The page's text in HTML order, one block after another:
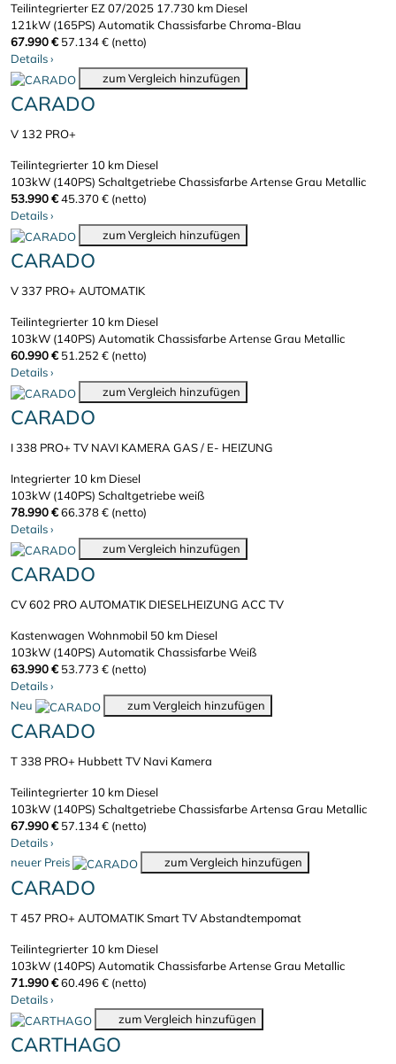
Teilintegrierter EZ 07/2025 17.730 km Diesel
121kW (165PS) AutomatikChassisfarbe Chroma-Blau
67.990 € 57.134 € (netto)
Details›
zum Vergleich hinzufügen
CARADO
V 132 PRO+
Teilintegrierter 10 km Diesel
103kW (140PS) SchaltgetriebeChassisfarbe Artense Grau Metallic
53.990 €45.370 € (netto)
Details›
zum Vergleich hinzufügen
CARADO
V 337 PRO+ AUTOMATIK
Teilintegrierter 10 km Diesel
103kW (140PS) AutomatikChassisfarbe Artense Grau Metallic
60.990 € 51.252 € (netto)
Details›
zum Vergleich hinzufügen
CARADO
I 338 PRO+ TV NAVI KAMERA GAS / E- HEIZUNG
Integrierter 10 km Diesel
103kW (140PS) Schaltgetriebeweiß
78.990 €66.378 € (netto)
Details›
zum Vergleich hinzufügen
CARADO
CV 602 PRO AUTOMATIK DIESELHEIZUNG ACC TV
Kastenwagen Wohnmobil 50 km Diesel
103kW (140PS) AutomatikChassisfarbe Weiß
63.990 € 53.773 € (netto)
Details›
Neu
zum Vergleich hinzufügen
CARADO
T 338 PRO+ Hubbett TV Navi Kamera
Teilintegrierter 10 km Diesel
103kW (140PS) SchaltgetriebeChassisfarbe Artensa Grau Metallic
67.990 € 57.134 € (netto)
Details›
neuer Preis
zum Vergleich hinzufügen
CARADO
T 457 PRO+ AUTOMATIK Smart TV Abstandtempomat
Teilintegrierter 10 km Diesel
103kW (140PS) AutomatikChassisfarbe Artense Grau Metallic
71.990 €60.496 € (netto)
Details›
zum Vergleich hinzufügen
CARTHAGO